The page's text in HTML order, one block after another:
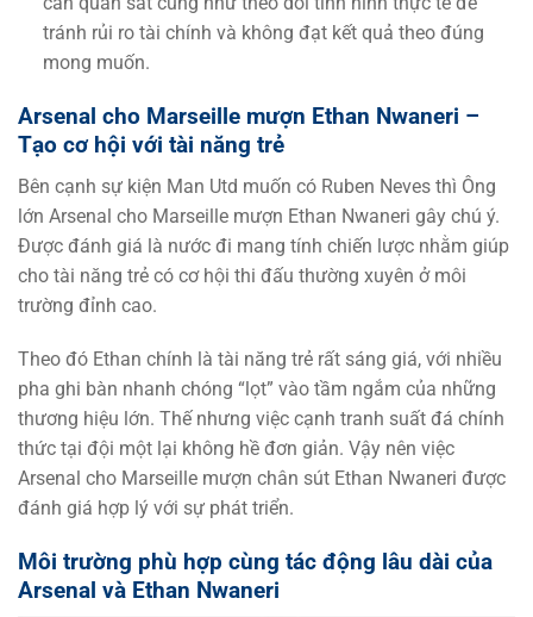
tránh rủi ro tài chính và không đạt kết quả theo đúng
mong muốn.
Arsenal cho Marseille mượn Ethan Nwaneri –
Tạo cơ hội với tài năng trẻ
Bên cạnh sự kiện Man Utd muốn có Ruben Neves thì Ông
lớn Arsenal cho Marseille mượn Ethan Nwaneri gây chú ý.
Được đánh giá là nước đi mang tính chiến lược nhằm giúp
cho tài năng trẻ có cơ hội thi đấu thường xuyên ở môi
trường đỉnh cao.
Theo đó Ethan chính là tài năng trẻ rất sáng giá, với nhiều
pha ghi bàn nhanh chóng “lọt” vào tầm ngắm của những
thương hiệu lớn. Thế nhưng việc cạnh tranh suất đá chính
thức tại đội một lại không hề đơn giản. Vậy nên việc
Arsenal cho Marseille mượn chân sút Ethan Nwaneri được
đánh giá hợp lý với sự phát triển.
Môi trường phù hợp cùng tác động lâu dài của
Arsenal và Ethan Nwaneri